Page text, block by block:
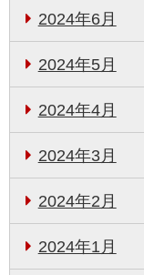
2024年6月
2024年5月
2024年4月
2024年3月
2024年2月
2024年1月